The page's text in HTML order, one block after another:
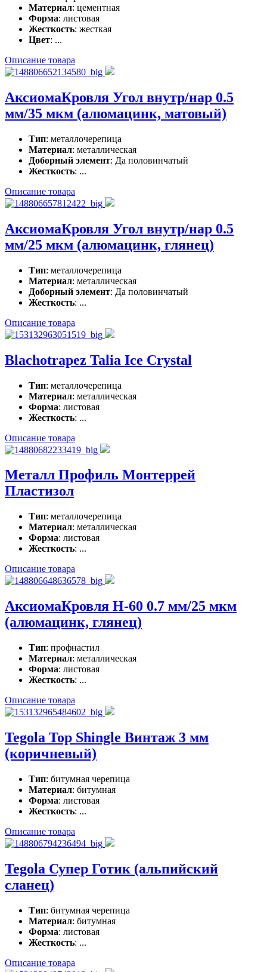
Материал: цементная
Форма: листовая
Жесткость: жесткая
Цвет: ...
Описание товара
АксиомаКровля Угол внутр/нар 0.5
мм/35 мкм (алюмацинк, матовый)
Тип: металлочерепица
Материал: металлическая
Доборный элемент: Да половинчатый
Жесткость: ...
Описание товара
АксиомаКровля Угол внутр/нар 0.5
мм/25 мкм (алюмацинк, глянец)
Тип: металлочерепица
Материал: металлическая
Доборный элемент: Да половинчатый
Жесткость: ...
Описание товара
Blachotrapez Talia Ice Crystal
Тип: металлочерепица
Материал: металлическая
Форма: листовая
Жесткость: ...
Описание товара
Металл Профиль Монтеррей
Пластизол
Тип: металлочерепица
Материал: металлическая
Форма: листовая
Жесткость: ...
Описание товара
АксиомаКровля Н-60 0.7 мм/25 мкм
(алюмацинк, глянец)
Тип: профнастил
Материал: металлическая
Форма: листовая
Жесткость: ...
Описание товара
Tegola Top Shingle Винтаж 3 мм
(коричневый)
Тип: битумная черепица
Материал: битумная
Форма: листовая
Жесткость: ...
Описание товара
Tegola Супер Готик (альпийский
сланец)
Тип: битумная черепица
Материал: битумная
Форма: листовая
Жесткость: ...
Описание товара